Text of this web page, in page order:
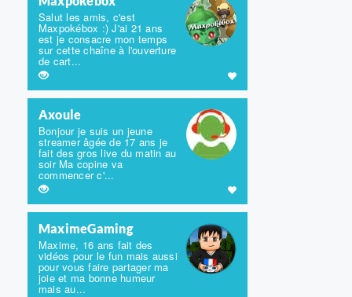
Salut les amis, c'est
Maxpokébox :) J'ai 21 ans
est je consacre mon temps
sur cette chaîne à l'ouverture
de cart...
Axoule
Bonjour je suis un jeune
streamer âgée de 17 ans je
fait des gros live du matin au
soir Ma copine va
commencer c'...
MaximeGaming
Maxime, 16 ans fait des
vidéos pour le fun mais aussi
pour vous faire partager ma
joie et ma bonne humeur
mais au...